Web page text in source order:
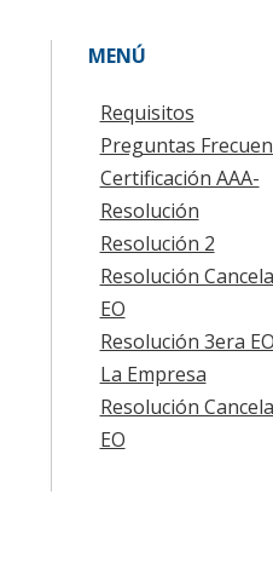
MENÚ
Requisitos
Preguntas
Certificación AAA-
Resolución
Resolución 2
Resolución
EO
Resolución 3era EO
La Empresa
Resolución
EO